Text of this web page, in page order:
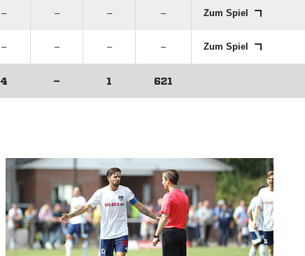
– – – – Zum Spiel
– – – – Zum Spiel
4 – 1 621